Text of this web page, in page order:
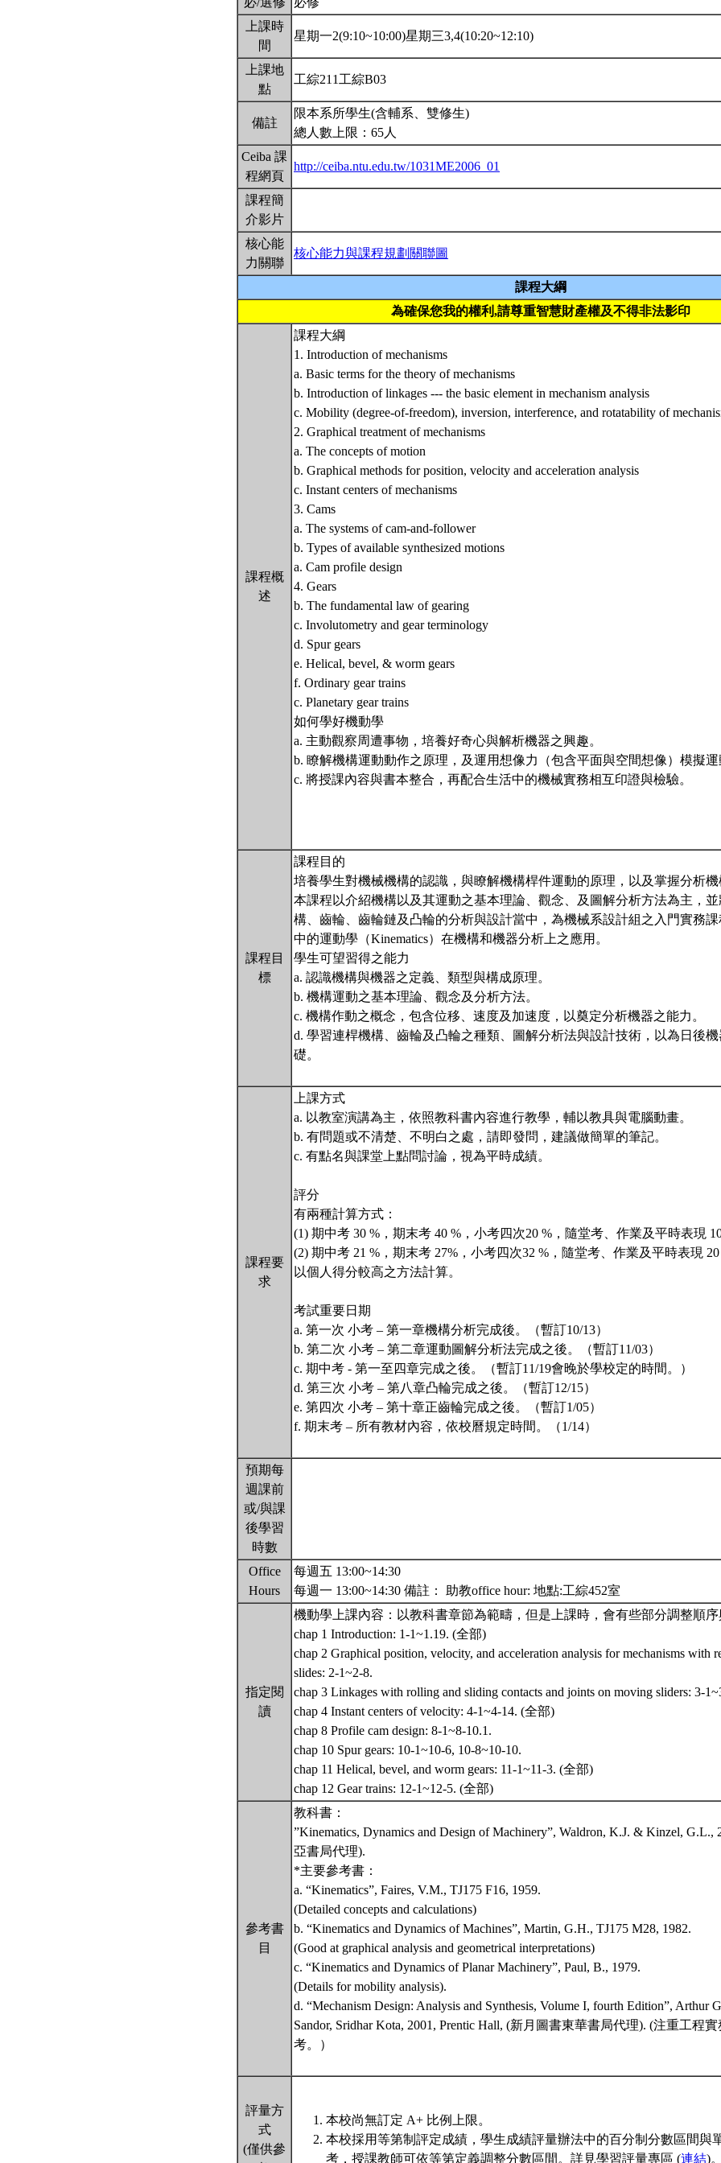
上課時
間
星期一2(9:10~10:00)星期三3,4(10:20~12:10)
上課地
點
工綜211工綜B03
備註
限本系所學生(含輔系、雙修生)
總人數上限：65人
Ceiba 課
程網頁
http://ceiba.ntu.edu.tw/1031ME2006_01
課程簡
介影片
核心能
力關聯
核心能力與課程規劃關聯圖
課程大綱
為確保您我的權利,請尊重智慧財產權及不得非法影印
課程概
述
課程大綱
1. Introduction of mechanisms
a. Basic terms for the theory of mechanisms
b. Introduction of linkages --- the basic element in mechanism analysis
c. Mobility (degree-of-freedom), inversion, interference, and rotatability of
2. Graphical treatment of mechanisms
a. The concepts of motion
b. Graphical methods for position, velocity and acceleration analysis
c. Instant centers of mechanisms
3. Cams
a. The systems of cam-and-follower
b. Types of available synthesized motions
a. Cam profile design
4. Gears
b. The fundamental law of gearing
c. Involutometry and gear terminology
d. Spur gears
e. Helical, bevel, & worm gears
f. Ordinary gear trains
c. Planetary gear trains
如何學好機動學
a. 主動觀察周遭事物，培養好奇心與解析機器之興趣。
b. 瞭解機構運動動作之原理，及運用想像力（包含平面與空間想像）模擬
c. 將授課內容與書本整合，再配合生活中的機械實務相互印證與檢驗。
課程目
標
課程目的
培養學生對機械機構的認識，與瞭解機構桿件運動的原理，以及掌握分析
本課程以介紹機構以及其運動之基本理論、觀念、及圖解分析方法為主，
構、齒輪、齒輪鏈及凸輪的分析與設計當中，為機械系設計組之入門實務
中的運動學（Kinematics）在機構和機器分析上之應用。
學生可望習得之能力
a. 認識機構與機器之定義、類型與構成原理。
b. 機構運動之基本理論、觀念及分析方法。
c. 機構作動之概念，包含位移、速度及加速度，以奠定分析機器之能力。
d. 學習連桿機構、齒輪及凸輪之種類、圖解分析法與設計技術，以為日後
礎。
課程要
求
上課方式
a. 以教室演講為主，依照教科書內容進行教學，輔以教具與電腦動畫。
b. 有問題或不清楚、不明白之處，請即發問，建議做簡單的筆記。
c. 有點名與課堂上點問討論，視為平時成績。
評分
有兩種計算方式：
(1) 期中考 30 %，期末考 40 %，小考四次20 %，隨堂考、作業及平時表現
(2) 期中考 21 %，期末考 27%，小考四次32 %，隨堂考、作業及平時表現
以個人得分較高之方法計算。
考試重要日期
a. 第一次 小考 – 第一章機構分析完成後。（暫訂10/13）
b. 第二次 小考 – 第二章運動圖解分析法完成之後。（暫訂11/03）
c. 期中考 - 第一至四章完成之後。（暫訂11/19會晚於學校定的時間。）
d. 第三次 小考 – 第八章凸輪完成之後。（暫訂12/15）
e. 第四次 小考 – 第十章正齒輪完成之後。（暫訂1/05）
f. 期末考 – 所有教材內容，依校曆規定時間。（1/14）
預期每
週課前
或/與課
後學習
時數
Office
Hours
每週五 13:00~14:30
每週一 13:00~14:30 備註： 助教office hour: 地點:工綜452室
指定閱
讀
機動學上課內容：以教科書章節為範疇，但是上課時，會有些部分調整順
chap 1 Introduction: 1-1~1.19. (全部)
chap 2 Graphical position, velocity, and acceleration analysis for mechanisms with
slides: 2-1~2-8.
chap 3 Linkages with rolling and sliding contacts and joints on moving sliders: 3-
chap 4 Instant centers of velocity: 4-1~4-14. (全部)
chap 8 Profile cam design: 8-1~8-10.1.
chap 10 Spur gears: 10-1~10-6, 10-8~10-10.
chap 11 Helical, bevel, and worm gears: 11-1~11-3. (全部)
chap 12 Gear trains: 12-1~12-5. (全部)
參考書
目
教科書：
”Kinematics, Dynamics and Design of Machinery”, Waldron, K.J. & Kinzel, G.L.,
亞書局代理).
*主要參考書：
a. “Kinematics”, Faires, V.M., TJ175 F16, 1959.
(Detailed concepts and calculations)
b. “Kinematics and Dynamics of Machines”, Martin, G.H., TJ175 M28, 1982.
(Good at graphical analysis and geometrical interpretations)
c. “Kinematics and Dynamics of Planar Machinery”, Paul, B., 1979.
(Details for mobility analysis).
d. “Mechanism Design: Analysis and Synthesis, Volume I, fourth Edition”, Arthur
Sandor, Sridhar Kota, 2001, Prentic Hall, (新月圖書東華書局代理). (注重工程
考。）
評量方
式
(僅供參
本校尚無訂定 A+ 比例上限。
本校採用等第制評定成績，學生成績評量辦法中的百分制分數區間與
考，授課教師可依等第定義調整分數區間。詳見學習評量專區 (連結)